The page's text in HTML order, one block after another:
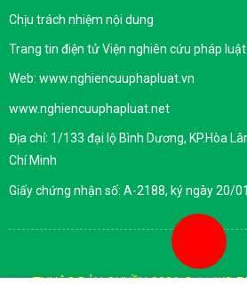
Chịu trách nhiệm nội dung
Trang tin điện tử Viện nghiên cứu pháp
Web: www.nghiencuuphapluat.vn
www.nghiencuuphapluat.net
Địa chỉ: 1/133 đại lộ Bình Dương, KP.Hòa
Chí Minh
Giấy chứng nhận số: A-2188, ký ngày 20/